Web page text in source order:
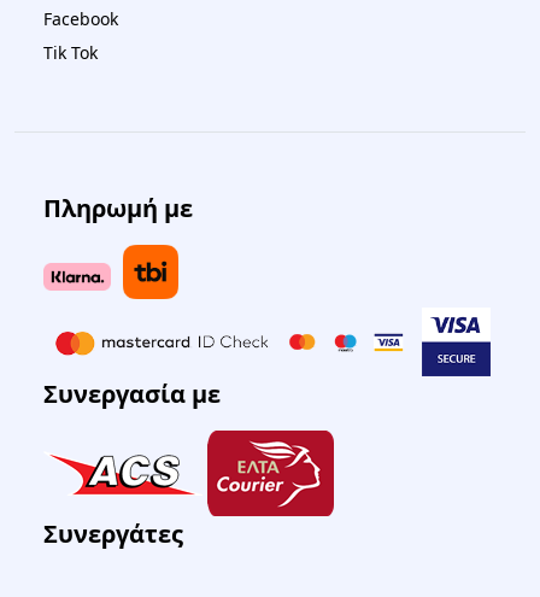
Facebook
Tik Tok
Πληρωμή με
Συνεργασία με
Συνεργάτες